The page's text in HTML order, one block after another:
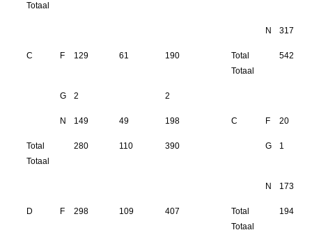
Totaal
N 317
C F 129 61 190
Total
Totaal
542
G 2 2
N 149 49 198 C F 20
Total
Totaal
280 110 390 G 1
N 173
D F 298 109 407
Total
Totaal
194